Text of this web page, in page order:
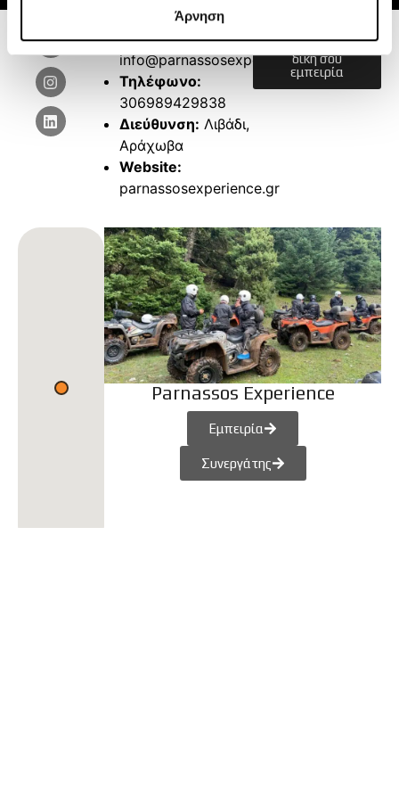
Άρνηση
Email:
info@parnassosexperience.gr
Τηλέφωνο:
306989429838
Διεύθυνση: Λιβάδι,
Αράχωβα
Website:
parnassosexperience.gr
Στείλε την
δική σου
εμπειρία
Parnassos Experience
Εμπειρία
Συνεργάτης